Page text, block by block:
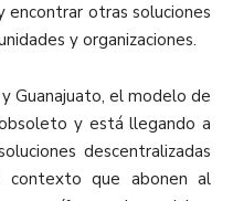
encontrar otras soluciones
y organizaciones.
Guanajuato, el modelo de
y está llegando a
descentralizadas
contexto que abonen al